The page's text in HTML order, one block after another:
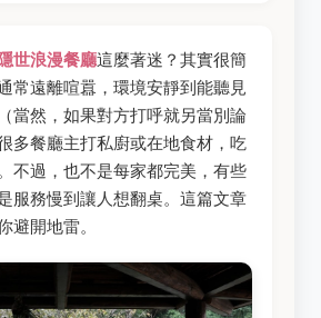
世浪漫餐廳這麼著迷？其實很簡
常遠離喧囂，環境安靜到能聽見
當然，如果對方打呼就另當別論
多餐廳主打私廚或在地食材，吃
不過，也不是每家都完美，有些
服務慢到讓人想翻桌。這篇文章
避開地雷。